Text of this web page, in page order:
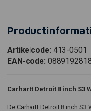
Artikelcode: 413-0501
EAN-code:
Carhartt Detroit 8 inch S3
De Carhartt Detroit 8 inch